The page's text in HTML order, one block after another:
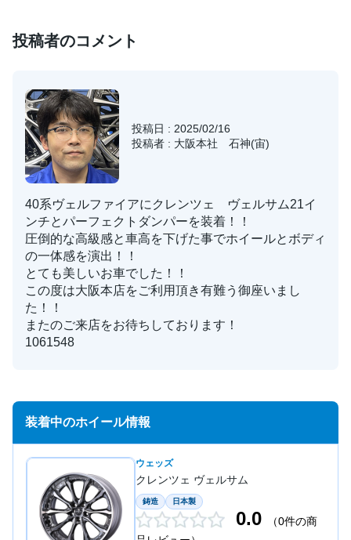
投稿者のコメント
投稿日 : 2025/02/16
投稿者 : 大阪本社 石神(宙)
40系ヴェルファイアにクレンツェ ヴェルサム21イ
ンチとパーフェクトダンパーを装着！！
圧倒的な高級感と車高を下げた事でホイールとボディ
の一体感を演出！！
とても美しいお車でした！！
この度は大阪本店をご利用頂き有難う御座いまし
た！！
またのご来店をお待ちしております！
1061548
装着中のホイール情報
ウェッズ
クレンツェ ヴェルサム
鋳造 日本製
0.0
（0件の商